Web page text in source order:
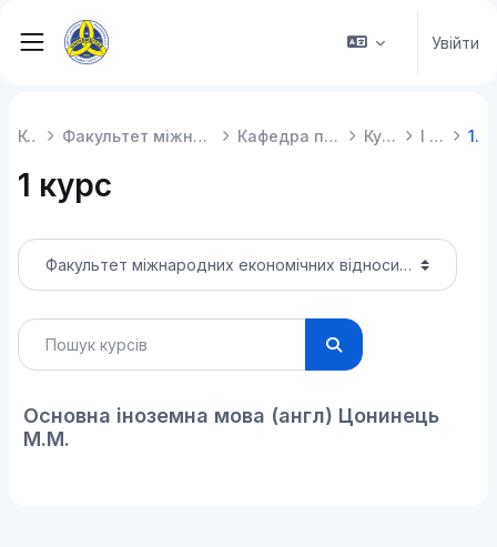
Бокова панель
Увійти
Курси Факультет міжнародних економічних відносин Кафедра прикладної лінгвістики Курси на ПЛ І семестр 1 курс
1 курс
Категорії курсів
Пошук курсів
Пошук курсів
Основна іноземна мова (англ) Цонинець
М.М.